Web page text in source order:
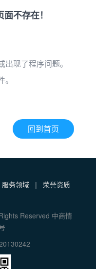
不存在！
现了程序问题。
回到首页
服务领域 |
荣誉资质
Reserved 中商情